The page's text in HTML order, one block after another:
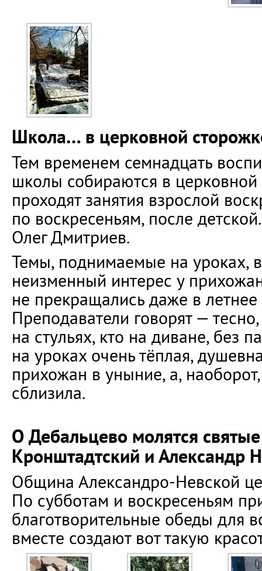
Школа… в церковной
Тем временем семнадцать
школы собираются в
проходят занятия взрослой
по воскресеньям, после
Олег Дмитриев.
Темы, поднимаемые на уроках,
неизменный интерес у
не прекращались даже в летнее
Преподаватели говорят —
на стульях, кто на диване, без
на уроках очень тёплая,
прихожан в уныние, а,
сблизила.
О Дебальцево молятся
Кронштадтский и Александр
Община Александро-Невской
По субботам и воскресеньям
благотворительные обеды для
вместе создают вот такую